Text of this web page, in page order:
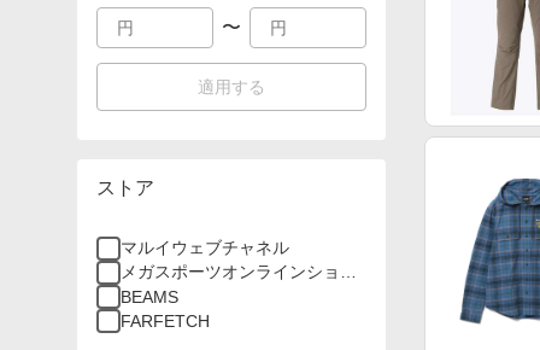
〜
適用する
ストア
マルイウェブチャネル
メガスポーツオンラインショッ
プ
BEAMS
FARFETCH